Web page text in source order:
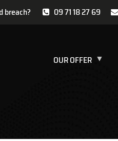
breach? 09 71 18 27 69
OUR OFFER